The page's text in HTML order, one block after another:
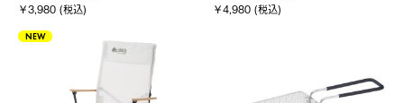
￥3,980 (税込) ￥4,980 (税込)
NEW